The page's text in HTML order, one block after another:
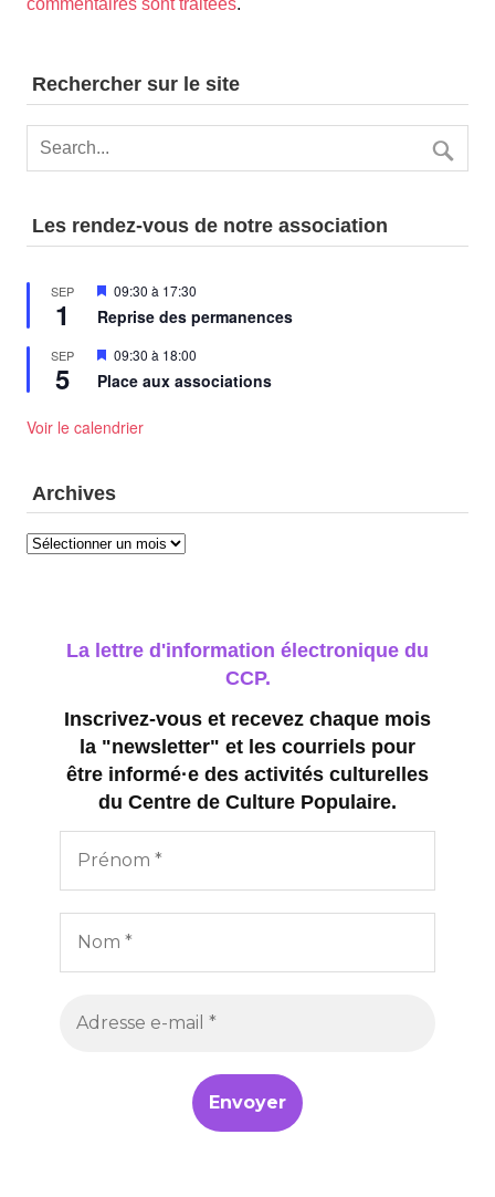
Rechercher sur le site
Les rendez-vous de notre association
SEP
1
Mis
avant
09:30 à 17:30
Reprise des permanences
SEP
5
Mis
avant
09:30 à 18:00
Place aux associations
Voir le calendrier
Archives
Archives
La lettre d'information électronique du
CCP.
Inscrivez-vous et recevez chaque mois
la "newsletter" et les courriels pour
être informé·e des activités culturelles
du Centre de Culture Populaire.